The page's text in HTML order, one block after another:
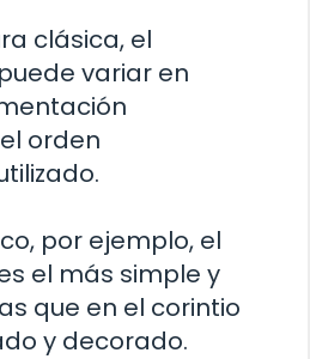
clásica, el
variar en
orden
por ejemplo, el
el más simple y
que en el corintio
y decorado.